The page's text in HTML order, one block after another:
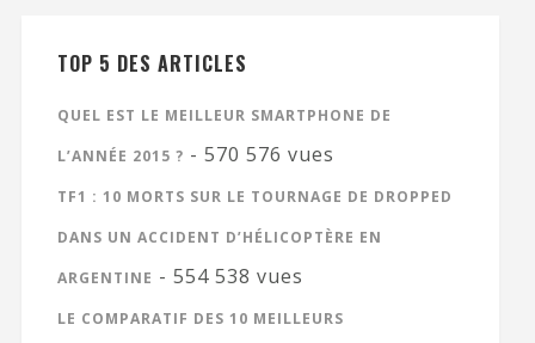
TOP 5 DES ARTICLES
QUEL EST LE MEILLEUR SMARTPHONE DE
L’ANNÉE 2015 ? - 570 576 vues
TF1 : 10 MORTS SUR LE TOURNAGE DE DROPPED
DANS UN ACCIDENT D’HÉLICOPTÈRE EN
ARGENTINE - 554 538 vues
LE COMPARATIF DES 10 MEILLEURS